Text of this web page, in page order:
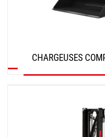
CHARGEUSES